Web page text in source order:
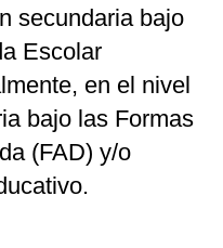
secundaria bajo
Escolar
en el nivel
bajo las Formas
(FAD) y/o